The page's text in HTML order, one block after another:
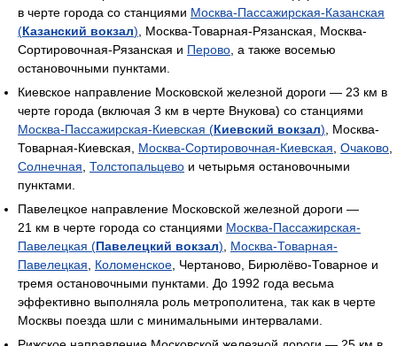
в черте города со станциями Москва-Пассажирская-Казанская
(Казанский вокзал), Москва-Товарная-Рязанская, Москва-
Сортировочная-Рязанская и Перово, а также восемью
остановочными пунктами.
Киевское направление Московской железной дороги — 23 км в
черте города (включая 3 км в черте Внукова) со станциями
Москва-Пассажирская-Киевская (Киевский вокзал), Москва-
Товарная-Киевская, Москва-Сортировочная-Киевская, Очаково,
Солнечная, Толстопальцево и четырьмя остановочными
пунктами.
Павелецкое направление Московской железной дороги —
21 км в черте города со станциями Москва-Пассажирская-
Павелецкая (Павелецкий вокзал), Москва-Товарная-
Павелецкая, Коломенское, Чертаново, Бирюлёво-Товарное и
тремя остановочными пунктами. До 1992 года весьма
эффективно выполняла роль метрополитена, так как в черте
Москвы поезда шли с минимальными интервалами.